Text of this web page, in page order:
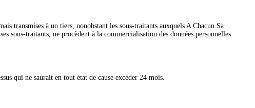
transmises à un tiers, nonobstant les sous-traitants auxquels A Chacun Sa
sous-traitants, ne procèdent à la commercialisation des données personnelles
qui ne saurait en tout état de cause excéder 24 mois.